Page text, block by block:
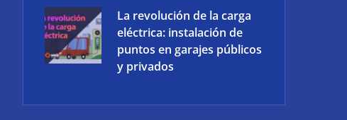
La revolución de la carga
eléctrica: instalación de
puntos en garajes públicos
y privados